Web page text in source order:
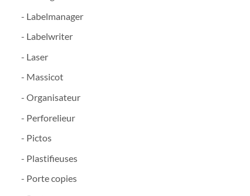
- Labelmanager
- Labelwriter
- Laser
- Massicot
- Organisateur
- Perforelieur
- Pictos
- Plastifieuses
- Porte copies